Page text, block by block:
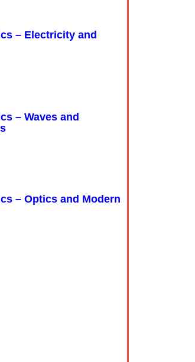
– Electricity and
– Waves and
– Optics and Modern